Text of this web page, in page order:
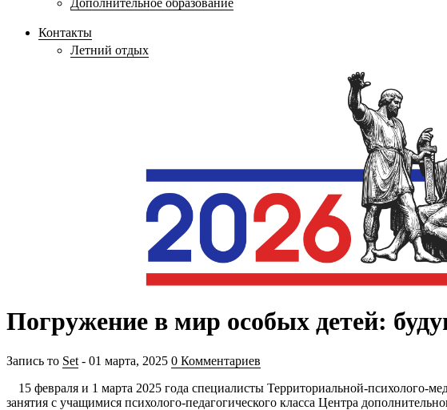
Дополнительное образование
Контакты
Летний отдых
Погружение в мир особых детей:
Запись то Set - 01 марта, 2025 0 Комментариев
15 февраля и 1 марта 2025 года специалисты Территориальной-психолого-
занятия с учащимися психолого-педагогического класса Центра